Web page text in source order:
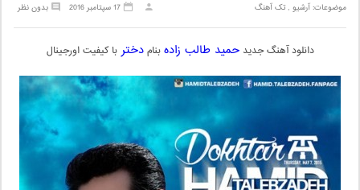
موضوعات:آرشیو ,تک آهنگ بدون نظر 17 سپتامبر 2016
دانلود آهنگ جدیدحمید طالب زادهبنامدختربا کیفیت اورجینال